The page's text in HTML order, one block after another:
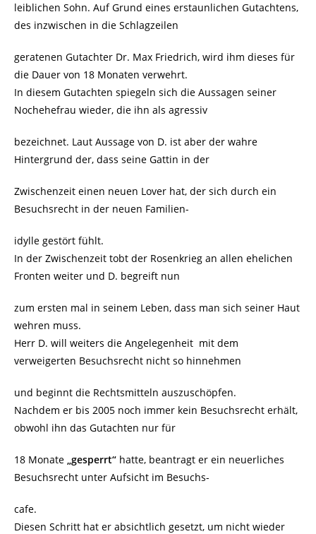
leiblichen Sohn. Auf Grund eines erstaunlichen Gutachtens,
des inzwischen in die Schlagzeilen
geratenen Gutachter Dr. Max Friedrich, wird ihm dieses für
die Dauer von 18 Monaten verwehrt.
In diesem Gutachten spiegeln sich die Aussagen seiner
Nochehefrau wieder, die ihn als agressiv
bezeichnet. Laut Aussage von D. ist aber der wahre
Hintergrund der, dass seine Gattin in der
Zwischenzeit einen neuen Lover hat, der sich durch ein
Besuchsrecht in der neuen Familien-
idylle gestört fühlt.
In der Zwischenzeit tobt der Rosenkrieg an allen ehelichen
Fronten weiter und D. begreift nun
zum ersten mal in seinem Leben, dass man sich seiner Haut
wehren muss.
Herr D. will weiters die Angelegenheit mit dem
verweigerten Besuchsrecht nicht so hinnehmen
und beginnt die Rechtsmitteln auszuschöpfen.
Nachdem er bis 2005 noch immer kein Besuchsrecht erhält,
obwohl ihn das Gutachten nur für
18 Monate „gesperrt“ hatte, beantragt er ein neuerliches
Besuchsrecht unter Aufsicht im Besuchs-
cafe.
Diesen Schritt hat er absichtlich gesetzt, um nicht wieder